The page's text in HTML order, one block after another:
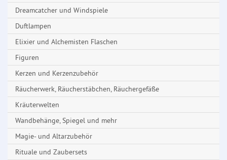
Dreamcatcher und Windspiele
Duftlampen
Elixier und Alchemisten Flaschen
Figuren
Kerzen und Kerzenzubehör
Räucherwerk, Räucherstäbchen, Räuchergefäße
Kräuterwelten
Wandbehänge, Spiegel und mehr
Magie- und Altarzubehör
Rituale und Zaubersets